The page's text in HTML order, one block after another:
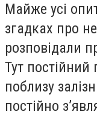
Майже усі
згадках про
розповідали
Тут постійний
поблизу
постійно